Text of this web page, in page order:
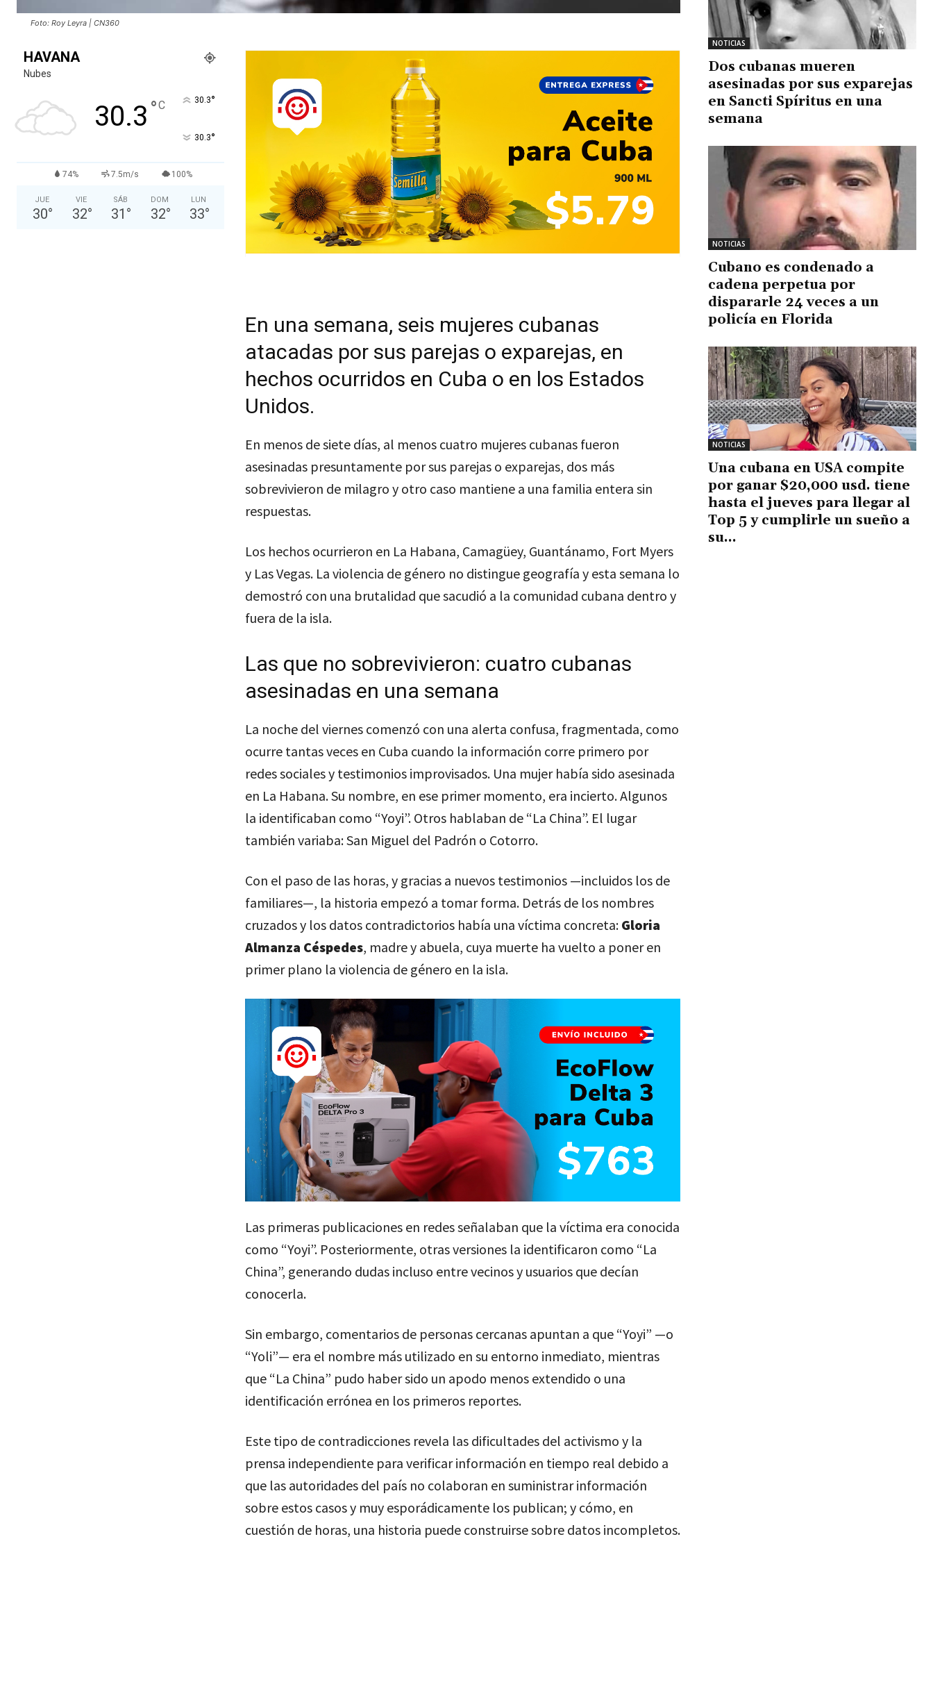
Foto: Roy Leyra | CN360
HAVANA
Nubes
30.3 °C 30.3°
30.3°
74% 7.5m/s 100%
JUE
30°
VIE
32°
SÁB
31 °
DOM
32°
LUN
33°
En una semana, seis mujeres cubanas
atacadas por sus parejas o exparejas, en
hechos ocurridos en Cuba o en los Estados
Unidos.
En menos de siete días, al menos cuatro mujeres cubanas fueron
asesinadas presuntamente por sus parejas o exparejas, dos más
sobrevivieron de milagro y otro caso mantiene a una familia entera sin
respuestas.
Los hechos ocurrieron en La Habana, Camagüey, Guantánamo, Fort Myers
y Las Vegas. La violencia de género no distingue geografía y esta semana lo
demostró con una brutalidad que sacudió a la comunidad cubana dentro y
fuera de la isla.
Las que no sobrevivieron: cuatro cubanas
asesinadas en una semana
La noche del viernes comenzó con una alerta confusa, fragmentada, como
ocurre tantas veces en Cuba cuando la información corre primero por
redes sociales y testimonios improvisados. Una mujer había sido asesinada
en La Habana. Su nombre, en ese primer momento, era incierto. Algunos
la identificaban como “Yoyi”. Otros hablaban de “La China”. El lugar
también variaba: San Miguel del Padrón o Cotorro.
Con el paso de las horas, y gracias a nuevos testimonios —incluidos los de
familiares—, la historia empezó a tomar forma. Detrás de los nombres
cruzados y los datos contradictorios había una víctima concreta: Gloria
Almanza Céspedes, madre y abuela, cuya muerte ha vuelto a poner en
primer plano la violencia de género en la isla.
Las primeras publicaciones en redes señalaban que la víctima era conocida
como “Yoyi”. Posteriormente, otras versiones la identificaron como “La
China”, generando dudas incluso entre vecinos y usuarios que decían
conocerla.
Sin embargo, comentarios de personas cercanas apuntan a que “Yoyi” —o
“Yoli”— era el nombre más utilizado en su entorno inmediato, mientras
que “La China” pudo haber sido un apodo menos extendido o una
identificación errónea en los primeros reportes.
Este tipo de contradicciones revela las dificultades del activismo y la
prensa independiente para verificar información en tiempo real debido a
que las autoridades del país no colaboran en suministrar información
sobre estos casos y muy esporádicamente los publican; y cómo, en
cuestión de horas, una historia puede construirse sobre datos incompletos.
NOTICIAS
Dos cubanas mueren
asesinadas por sus exparejas
en Sancti Spíritus en una
semana
NOTICIAS
Cubano es condenado a
cadena perpetua por
dispararle 24 veces a un
policía en Florida
NOTICIAS
Una cubana en USA compite
por ganar $20,000 usd. tiene
hasta el jueves para llegar al
Top 5 y cumplirle un sueño a
su...